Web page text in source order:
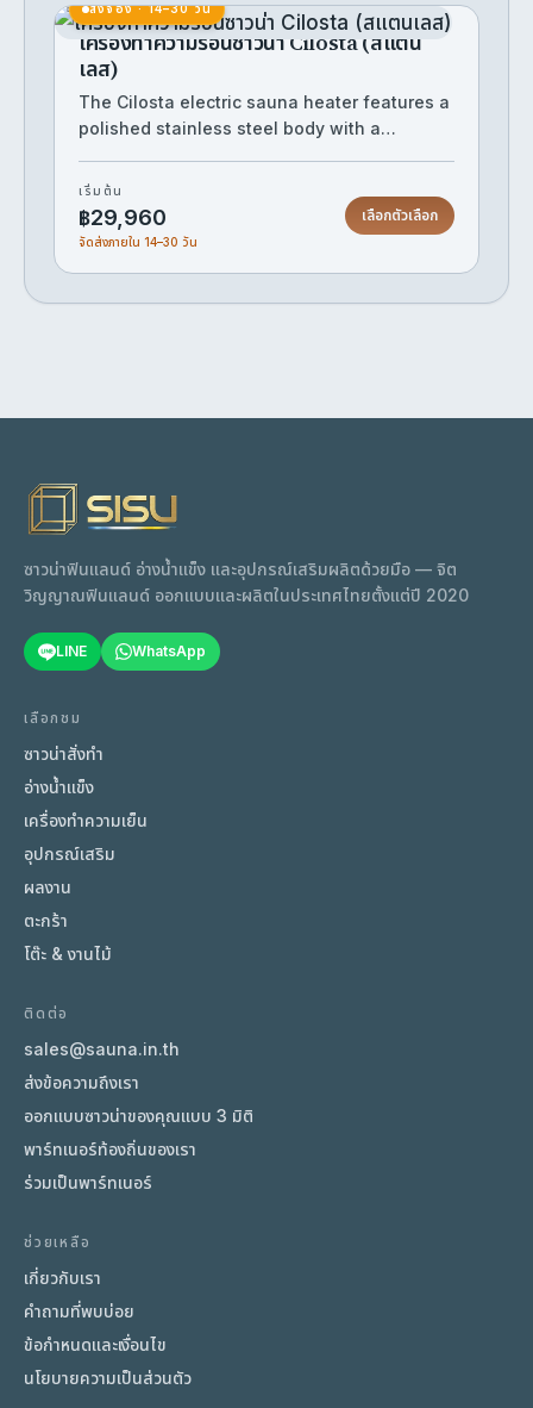
ladled over the rocks.
สั่งจอง · 14–30 วัน
เครื่องทำความร้อนซาวน่า Cilosta (สแตน
เลส)
The Cilosta electric sauna heater features a
polished stainless steel body with a
delivering efficient, even heat for an
authentic sauna experience. Its compact,
rounded cabinet design suits both wall-
เริ่มต้น
฿29,960
จัดส่งภายใน 14–30 วัน
เลือกตัวเลือก
ซาวน่าฟินแลนด์ อ่างน้ำแข็ง และอุปกรณ์เสริมผลิตด้วยมือ — จิต
วิญญาณฟินแลนด์ ออกแบบและผลิตในประเทศไทยตั้งแต่ปี 2020
LINE WhatsApp
เลือกชม
ซาวน่าสั่งทำ
อ่างน้ำแข็ง
เครื่องทำความเย็น
อุปกรณ์เสริม
ผลงาน
ตะกร้า
โต๊ะ & งานไม้
ติดต่อ
sales@sauna.in.th
ส่งข้อความถึงเรา
ออกแบบซาวน่าของคุณแบบ 3 มิติ
พาร์ทเนอร์ท้องถิ่นของเรา
ร่วมเป็นพาร์ทเนอร์
ช่วยเหลือ
เกี่ยวกับเรา
คำถามที่พบบ่อย
ข้อกำหนดและเงื่อนไข
นโยบายความเป็นส่วนตัว